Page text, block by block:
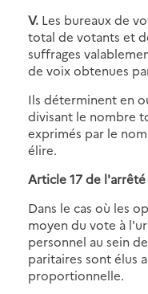
V. Les bureaux de
total de votants et
suffrages
de voix obtenues
Ils déterminent en
divisant le nombre
exprimés par le
élire.
Article 17 de l'arrêté
Dans le cas où les
moyen du vote à
personnel au sein
paritaires sont élus
proportionnelle.